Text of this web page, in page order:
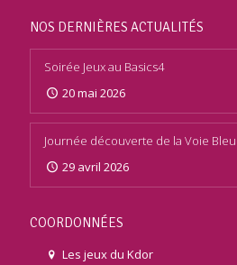
NOS DERNIÈRES ACTUALITÉS
Soirée Jeux au Basics4
20 mai 2026
Journée découverte de la Voie
29 avril 2026
COORDONNÉES
Les jeux du Kdor